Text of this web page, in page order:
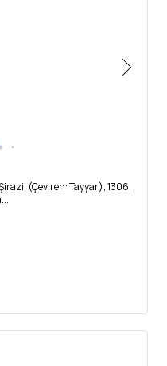
(Çeviren: Tayyar), 1306,